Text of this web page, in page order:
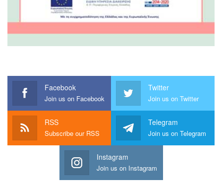
Facebook
Join us on Facebook
Twitter
Join us on Twitter
RSS
Subscribe our RSS
Telegram
Join us on Telegram
Instagram
Join us on Instagram